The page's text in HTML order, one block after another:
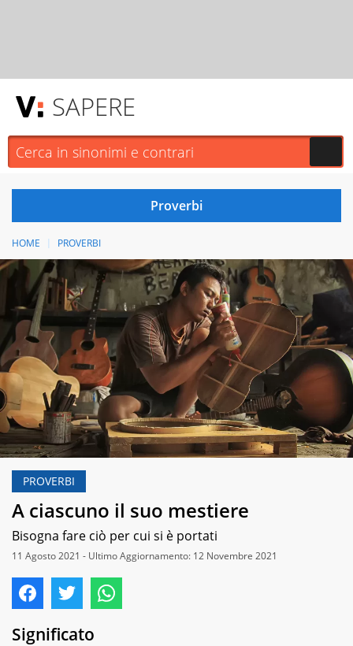
SAPERE
HOME PROVERBI
PROVERBI
A ciascuno il suo mestiere
Bisogna fare ciò per cui si è portati
11 Agosto 2021 - Ultimo Aggiornamento: 12 Novembre 2021
Significato